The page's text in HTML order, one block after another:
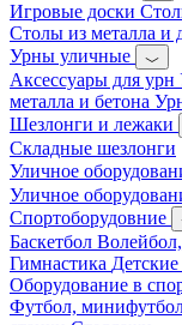
Игровые доски
Столы из металла и
Урны уличные
Аксессуары для урн
металла и бетона
Шезлонги и лежаки
Складные шезлонги
Уличное
Уличное
Спортоборудовние
Баскетбол
Гимнастика
Оборудование в
Футбол,